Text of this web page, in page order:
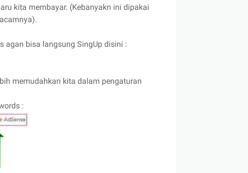
kita membayar. (Kebanyakn ini dipakai
agan bisa langsung SingUp disini :
memudahkan kita dalam pengaturan
: